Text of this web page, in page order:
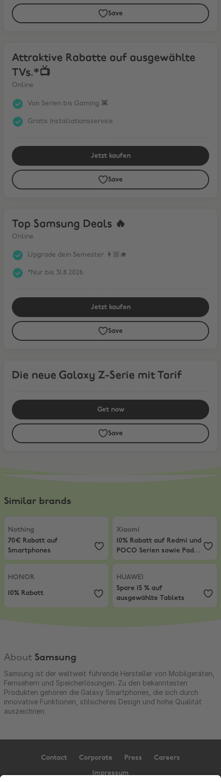
Save
Attraktive Rabatte auf ausgewählte
TVs.*📺
Online
Von Serien bis Gaming 👾
Gratis Installationsservice
Jetzt kaufen
Save
Top Samsung Deals 🔥
Online
Upgrade dein Semester 👩🏼‍🎓
*Nur bis 31.8.2026
Jetzt kaufen
Save
Die neue Galaxy Z-Serie mit Tarif
Get now
Save
Similar brands
Nothing
70€ Rabatt auf Smartphones
Nothing
70€ Rabatt auf
Smartphones
Xiaomi
10% Rabatt auf Redmi
Xiaomi
10% Rabatt auf Redmi und
POCO Serien sowie Pad-
Produkte
HONOR
HONOR
10% Rabatt
HUAWEI
Spare 15 % auf
HUAWEI
Spare 15 % auf
ausgewählte Tablets
About Samsung
Samsung ist der weltweit führende Hersteller von Mobilgeräten,
Fernsehern und Speicherlösungen. Zu den bekanntesten
Produkten gehören die Galaxy Smartphones, die sich durch
innovative Funktionen, stilsicheres Design und hohe Qualität
auszeichnen.
Contact Corporate Press Careers
Impressum